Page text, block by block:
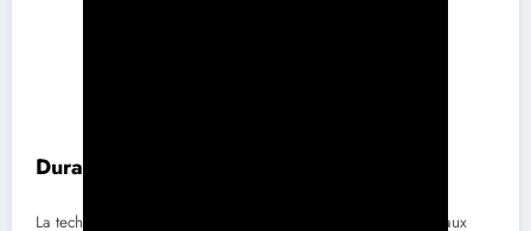
Durabilité et Innovation
La technologie solaire continue d’évoluer, rendant les panneaux